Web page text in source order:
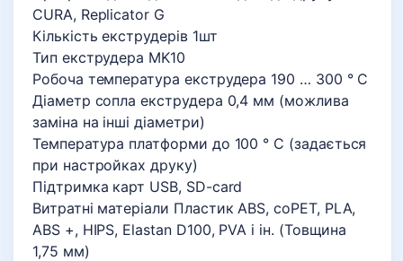
CURA, Replicator G
Кількість екструдерів 1шт
Тип екструдера MK10
Робоча температура екструдера 190 … 300 ° С
Діаметр сопла екструдера 0,4 мм (можлива
заміна на інші діаметри)
Температура платформи до 100 ° С (задається
при настройках друку)
Підтримка карт USB, SD-card
Витратні матеріали Пластик ABS, coPET, PLA,
ABS +, HIPS, Elastan D100, PVA і ін. (Товщина
1,75 мм)